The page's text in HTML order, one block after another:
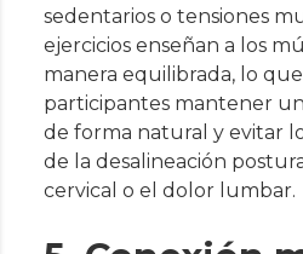
sedentarios o tensiones
ejercicios enseñan a los
manera equilibrada, lo
participantes mantener
de forma natural y evitar
de la desalineación
cervical o el dolor lumbar.